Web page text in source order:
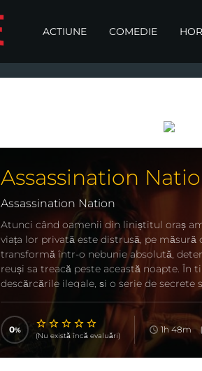
ACTIUNE COMEDIE
Assassination
Assassination Nation
Atunci când oamenii din liniștitul oraș
viața lor privată este distrusă, pe
transformă într-o nebunie absolută,
reuși sa treacă peste această noapte.
descărcările ilegale, și o serie de
mijlocul lor.
0
(Nu există încă evaluări)
1h 48m